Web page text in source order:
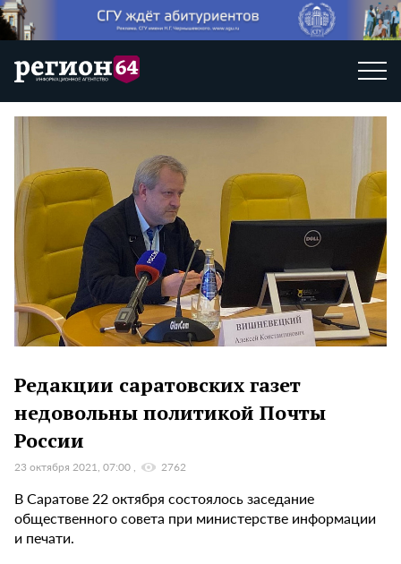
Редакции саратовских газет
недовольны политикой Почты
России
23 октября 2021, 07:00 2762
В Саратове 22 октября состоялось заседание
общественного совета при министерстве информации
и печати.